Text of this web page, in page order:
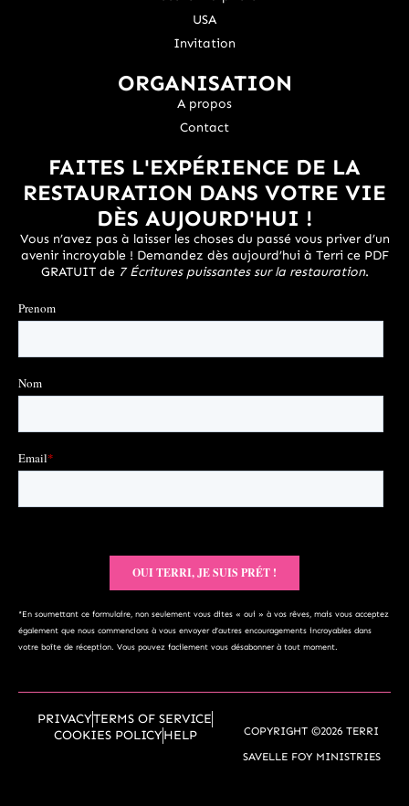
USA
Invitation
ORGANISATION
A propos
Contact
FAITES L'EXPÉRIENCE DE LA
RESTAURATION DANS VOTRE VIE
DÈS AUJOURD'HUI !
Vous n’avez pas à laisser les choses du passé vous priver d’un
avenir incroyable ! Demandez dès aujourd’hui à Terri ce PDF
GRATUIT de 7 Écritures puissantes sur la restauration.
*En soumettant ce formulaire, non seulement vous dites « oui » à vos rêves, mais vous acceptez
également que nous commencions à vous envoyer d’autres encouragements incroyables dans
votre boîte de réception. Vous pouvez facilement vous désabonner à tout moment.
PRIVACYTERMS OF SERVICE
COOKIES POLICYHELP
COPYRIGHT ©2026 TERRI
SAVELLE FOY MINISTRIES